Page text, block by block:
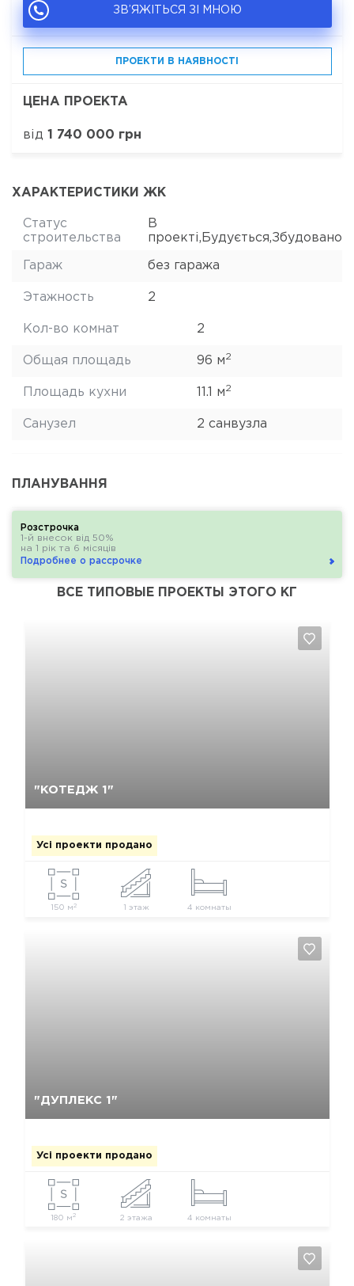
ЗВ’ЯЖІТЬСЯ ЗІ МНОЮ
ПРОЕКТИ В НАЯВНОСТІ
ЦЕНА ПРОЕКТА
від 1 740 000 грн
ХАРАКТЕРИСТИКИ ЖК
Статус
строительства
В
проекті,Будується,Збудовано
Гараж без гаража
Этажность 2
Кол-во комнат 2
Общая площадь 96 м2
Площадь кухни 11.1 м2
Санузел 2 санвузла
ПЛАНУВАННЯ
Розстрочка
1-й внесок від 50%
на 1 рік та 6 місяців
Подробнее о рассрочке
ВСЕ ТИПОВЫЕ ПРОЕКТЫ ЭТОГО КГ
"КОТЕДЖ 1"
Усі проекти продано
150 м 2 1 этаж 4 комнаты
"ДУПЛЕКС 1"
Усі проекти продано
180 м2 2 этажа 4 комнаты